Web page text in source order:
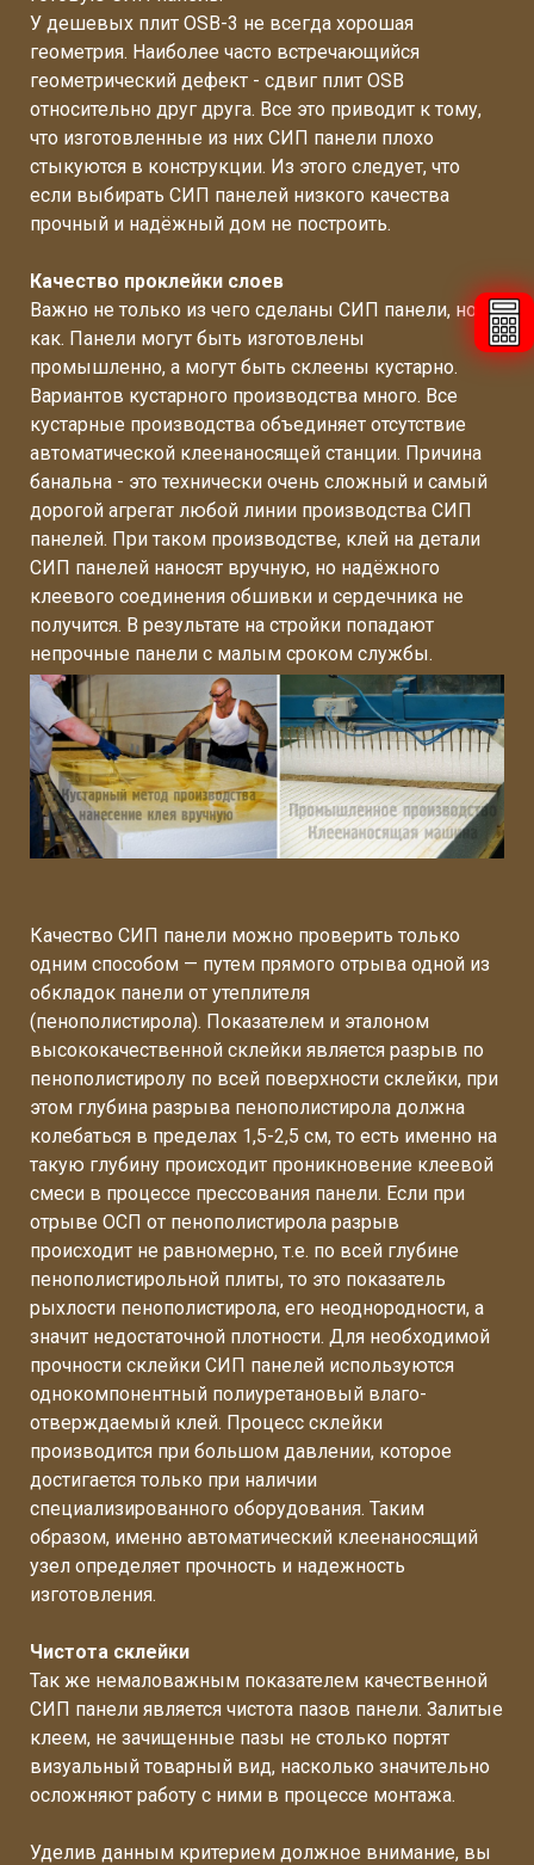
У дешевых плит OSB-3 не всегда хорошая
геометрия. Наиболее часто встречающийся
геометрический дефект - сдвиг плит OSB
относительно друг друга. Все это приводит к тому,
что изготовленные из них СИП панели плохо
стыкуются в конструкции. Из этого следует, что
если выбирать СИП панелей низкого качества
прочный и надёжный дом не построить.
Качество проклейки слоев
Важно не только из чего сделаны СИП панели, но и
как. Панели могут быть изготовлены
промышленно, а могут быть склеены кустарно.
Вариантов кустарного производства много. Все
кустарные производства объединяет отсутствие
автоматической клеенаносящей станции. Причина
банальна - это технически очень сложный и самый
дорогой агрегат любой линии производства СИП
панелей. При таком производстве, клей на детали
СИП панелей наносят вручную, но надёжного
клеевого соединения обшивки и сердечника не
получится. В результате на стройки попадают
непрочные панели с малым сроком службы.
Качество СИП панели можно проверить только
одним способом — путем прямого отрыва одной из
обкладок панели от утеплителя
(пенополистирола). Показателем и эталоном
высококачественной склейки является разрыв по
пенополистиролу по всей поверхности склейки, при
этом глубина разрыва пенополистирола должна
колебаться в пределах 1,5-2,5 см, то есть именно на
такую глубину происходит проникновение клеевой
смеси в процессе прессования панели. Если при
отрыве ОСП от пенополистирола разрыв
происходит не равномерно, т.е. по всей глубине
пенополистирольной плиты, то это показатель
рыхлости пенополистирола, его неоднородности, а
значит недостаточной плотности. Для необходимой
прочности склейки СИП панелей используются
однокомпонентный полиуретановый влаго-
отверждаемый клей. Процесс склейки
производится при большом давлении, которое
достигается только при наличии
специализированного оборудования. Таким
образом, именно автоматический клеенаносящий
узел определяет прочность и надежность
изготовления.
Чистота склейки
Так же немаловажным показателем качественной
СИП панели является чистота пазов панели. Залитые
клеем, не зачищенные пазы не столько портят
визуальный товарный вид, насколько значительно
осложняют работу с ними в процессе монтажа.
Уделив данным критерием должное внимание, вы